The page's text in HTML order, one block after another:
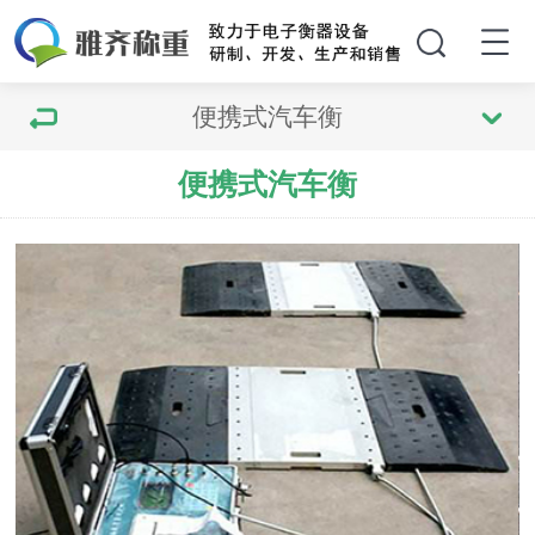
便携式汽车衡
便携式汽车衡